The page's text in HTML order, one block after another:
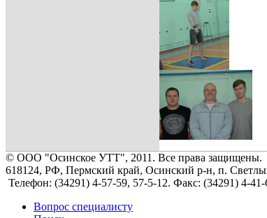
© ООО "Осинское УТТ", 2011. Все права защищены.
618124, РФ, Пермский край, Осинский р-н, п.
Телефон: (34291) 4-57-59, 57-5-12. Факс: (34291) 4-41-
Вопрос специалисту